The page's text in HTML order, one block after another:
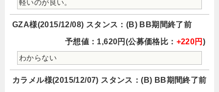
軽いのが良い。
GZA様(2015/12/08) スタンス：(B) BB期間終了前
予想値：1,620円(公募価格比： +220円 )
わからない
カラメル様(2015/12/07) スタンス：(B) BB期間終了前